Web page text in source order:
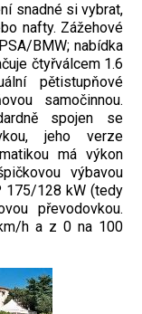
snadné si vybrat,
nafty. Zážehové
BMW; nabídka
čtyřválcem 1.6
pětistupňové
samočinnou.
spojen se
jeho verze
má výkon
výbavou
175/128 kW (tedy
převodovkou.
h a z 0 na 100